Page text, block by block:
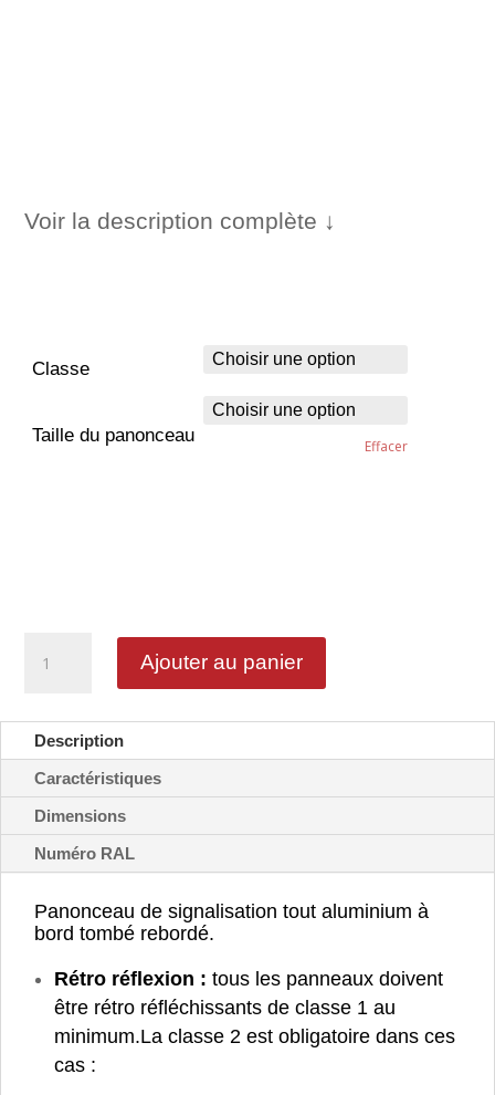
Voir la description complète ↓
Classe
Taille du panonceau
Effacer
de
Remorques
semi-
remorques
M4e
ex2
Ajouter au panier
Description
Caractéristiques
Dimensions
Numéro RAL
Panonceau de signalisation tout aluminium à
bord tombé rebordé.
Rétro réflexion : tous les panneaux doivent
être rétro réfléchissants de classe 1 au
minimum.La classe 2 est obligatoire dans ces
cas :